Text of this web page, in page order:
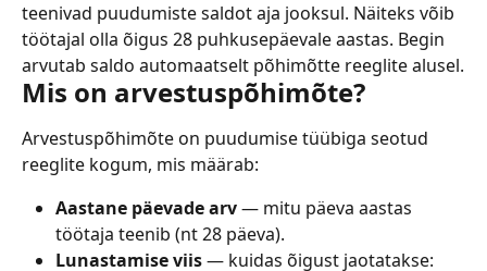
teenivad puudumiste saldot aja jooksul. Näiteks võib
töötajal olla õigus 28 puhkusepäevale aastas. Begin
arvutab saldo automaatselt põhimõtte reeglite alusel.
Mis on arvestuspõhimõte?
Arvestuspõhimõte on puudumise tüübiga seotud
reeglite kogum, mis määrab:
Aastane päevade arv — mitu päeva aastas
töötaja teenib (nt 28 päeva).
Lunastamise viis — kuidas õigust jaotatakse: